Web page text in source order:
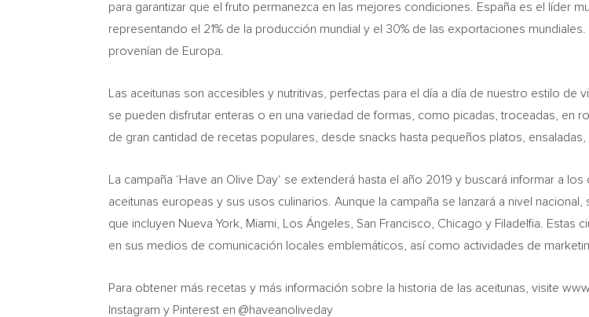
para garantizar que el fruto permanezca en las mejores condiciones. España es el líder
representando el 21% de la producción mundial y el 30% de las exportaciones
provenían de Europa.
Las aceitunas son accesibles y nutritivas, perfectas para el día a día de nuestro estilo
se pueden disfrutar enteras o en una variedad de formas, como picadas, troceadas, en
de gran cantidad de recetas populares, desde snacks hasta pequeños platos,
La campaña ‘Have an Olive Day‘ se extenderá hasta el año 2019 y buscará informar a
aceitunas europeas y sus usos culinarios. Aunque la campaña se lanzará a nivel
que incluyen Nueva York Miami , Los Ángeles, San Francisco Chicago y Filadelfia. Estas
en sus medios de comunicación locales emblemáticos, así como actividades de
Para obtener más recetas y más información sobre la historia de las aceitunas, visite
Instagram y Pinterest en @haveanoliveday